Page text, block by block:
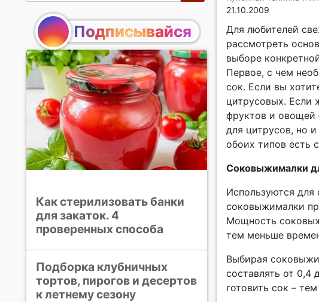
Подписывайся
Как стерилизовать банки
для закаток. 4
проверенных способа
Подборка клубничных
тортов, пирогов и десертов
к летнему сезону
21.10.2009
Для любителей
рассмотреть
выборе
Первое, с чем
сок. Если вы
цитрусовых. Если
фруктов и овощей
для цитрусов, но
обоих типов есть
Соковыжималки
Используются для
соковыжималки
Мощность
тем меньше
Выбирая
составлять от 0,4
готовить сок –